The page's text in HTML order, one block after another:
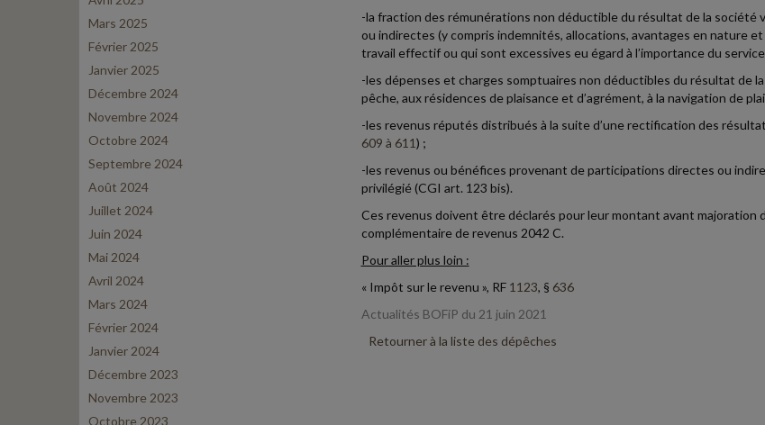
Mars 2025
Février 2025
Janvier 2025
Décembre 2024
Novembre 2024
Octobre 2024
Septembre 2024
Août 2024
Juillet 2024
Juin 2024
Mai 2024
Avril 2024
Mars 2024
Février 2024
Janvier 2024
Décembre 2023
Novembre 2023
Octobre 2023
-la fraction des rémunérations non déductible du résultat de la société
ou indirectes (y compris indemnités, allocations, avantages en nature
travail effectif ou qui sont excessives eu égard à l’importance du
-les dépenses et charges somptuaires non déductibles du résultat de
pêche, aux résidences de plaisance et d’agrément, à la navigation de
-les revenus réputés distribués à la suite d’une rectification des
609 à 611) ;
-les revenus ou bénéfices provenant de participations directes ou
privilégié (CGI art. 123 bis).
Ces revenus doivent être déclarés pour leur montant avant majoration
complémentaire de revenus 2042 C.
Pour aller plus loin :
« Impôt sur le revenu », RF 1123, § 636
Actualités BOFiP du 21 juin 2021
Retourner à la liste des dépêches